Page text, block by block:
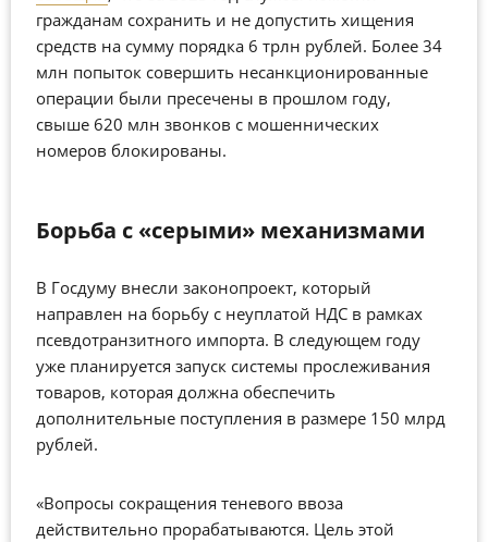
гражданам сохранить и не допустить хищения
средств на сумму порядка 6 трлн рублей. Более 34
млн попыток совершить несанкционированные
операции были пресечены в прошлом году,
свыше 620 млн звонков с мошеннических
номеров блокированы.
Борьба с «серыми» механизмами
В Госдуму внесли законопроект, который
направлен на борьбу с неуплатой НДС в рамках
псевдотранзитного импорта. В следующем году
уже планируется запуск системы прослеживания
товаров, которая должна обеспечить
дополнительные поступления в размере 150 млрд
рублей.
«Вопросы сокращения теневого ввоза
действительно прорабатываются. Цель этой